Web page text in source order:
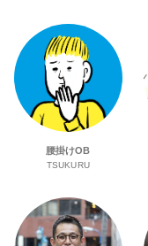
腰掛けOB
TSUKURU